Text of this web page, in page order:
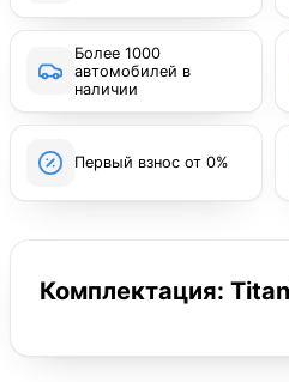
Более 1000
автомобилей в
наличии
Первый взнос от 0%
Комплектация: